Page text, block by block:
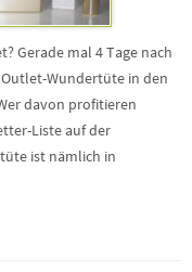
Gerade mal 4 Tage nach
Wundertüte in den
davon profitieren
Liste auf der
ist nämlich in